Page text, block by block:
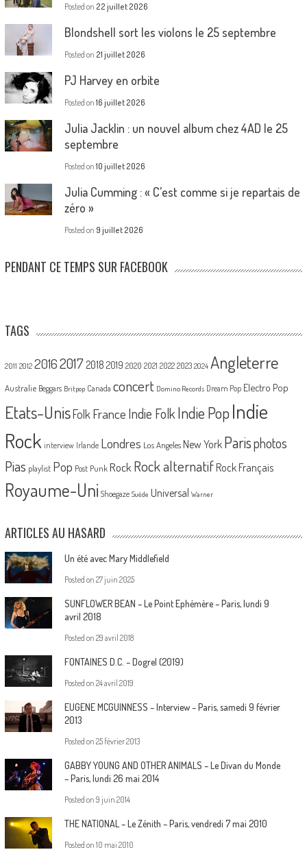
Posted on 22 juillet 2026
Blondshell sort les violons le 25 septembre
Posted on 21 juillet 2026
PJ Harvey en orbite
Posted on 16 juillet 2026
Julia Jacklin : un nouvel album chez 4AD le 25
septembre
Posted on 10 juillet 2026
Julia Cumming : « C’est comme si je repartais de
zéro »
Posted on 9 juillet 2026
PENDANT CE TEMPS SUR FACEBOOK
TAGS
2011 2012 20162017 2018 2019 2020 2021 2022 2023 2024 Angleterre
Australie Beggars Britpop Canada concert Domino Records Dream Pop Electro Pop
Etats-UnisFolk France Indie Folk Indie PopIndie
Rock interview Irlande Londres Los Angeles New York Parisphotos
Pias playlist Pop Post Punk Rock Rock alternatif Rock Français
Royaume-Uni Shoegaze Suède Universal Warner
ARTICLES AU HASARD
Un été avec Mary Middlefield
Posted on 27 juin 2025
SUNFLOWER BEAN – Le Point Ephémère – Paris, lundi 9
avril 2018
Posted on 29 avril 2018
FONTAINES D.C. – Dogrel (2019)
Posted on 24 avril 2019
EUGENE MCGUINNESS – Interview – Paris, samedi 9 février
2013
Posted on 25 février 2013
GABBY YOUNG AND OTHER ANIMALS – Le Divan du Monde
– Paris, lundi 26 mai 2014
Posted on 9 juin 2014
THE NATIONAL – Le Zénith – Paris, vendredi 7 mai 2010
Posted on 10 mai 2010